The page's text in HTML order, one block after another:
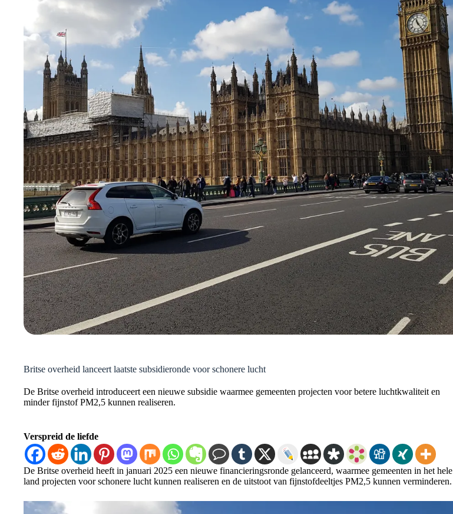
Britse overheid lanceert laatste subsidieronde voor schonere lucht
De Britse overheid introduceert een nieuwe subsidie waarmee gemeenten projecten voor betere luchtkwaliteit en
minder fijnstof PM2,5 kunnen realiseren.
Verspreid de liefde
De Britse overheid heeft in januari 2025 een nieuwe financieringsronde gelanceerd, waarmee gemeenten in het hele
land projecten voor schonere lucht kunnen realiseren en de uitstoot van fijnstofdeeltjes PM2,5 kunnen verminderen.